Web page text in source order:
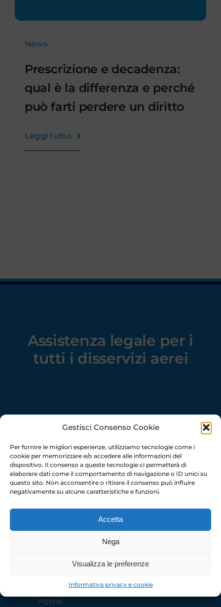
Gestisci Consenso Cookie
Per fornire le migliori esperienze, utilizziamo tecnologie come i
cookie per memorizzare e/o accedere alle informazioni del
dispositivo. Il consenso a queste tecnologie ci permetterà di
elaborare dati come il comportamento di navigazione o ID unici su
questo sito. Non acconsentire o ritirare il consenso può influire
negativamente su alcune caratteristiche e funzioni.
Accetta
Nega
Visualizza le preferenze
Informativa privacy e cookie
News
Prescrizione e decadenza:
qual è la differenza e perché
può farti perdere un diritto
Leggi tutto
Assistenza legale per i
tutti i disservizi aerei
info@passeggeroalsicuro.it
La nostra azienda
Home